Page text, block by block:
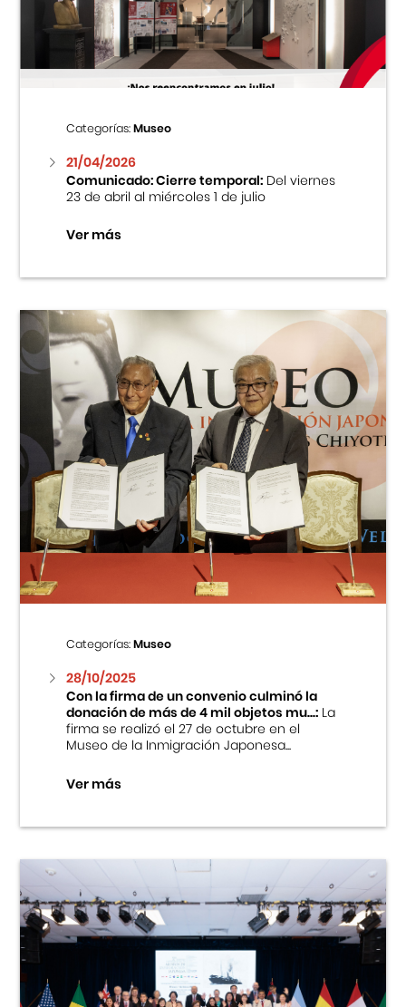
Centro Cultural Peruano Japonés
Museo de la Inmigración Japonesa
Fondo Editorial
Teatro Peruano Japonés
Categorías:Museo
21/04/2026
Comunicado: Cierre temporal:Del viernes
23 de abril al miércoles 1 de julio
Ver más
Categorías:Museo
28/10/2025
Con la firma de un convenio culminó la
donación de más de 4 mil objetos mu...:La
firma se realizó el 27 de octubre en el
Museo de la Inmigración Japonesa...
Ver más